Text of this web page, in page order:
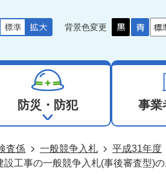
背景色変更
防災・防犯 事業
査係 一般競争入札
平成31年度
設工事の一般競争入札(事後審査型)